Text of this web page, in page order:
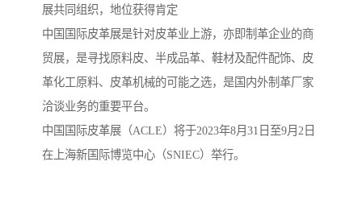
展共同组织，地位获得肯定
中国国际皮革展是针对皮革业上游，亦即制革企业的商
贸展，是寻找原料皮、半成品革、鞋材及配件配饰、皮
革化工原料、皮革机械的可能之选，是国内外制革厂家
洽谈业务的重要平台。
中国国际皮革展（ACLE）将于2023年8月31日至9月2日
在上海新国际博览中心（SNIEC）举行。